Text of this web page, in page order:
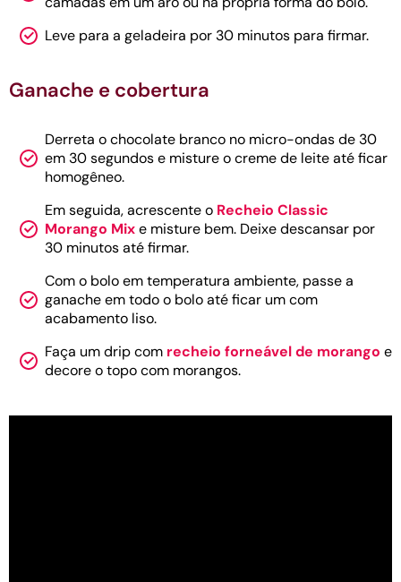
Leve para a geladeira por 30 minutos para firmar.
Ganache e cobertura
Derreta o chocolate branco no micro-ondas de 30
em 30 segundos e misture o creme de leite até ficar
homogêneo.
Em seguida, acrescente o Recheio Classic
Morango Mixe misture bem. Deixe descansar por
30 minutos até firmar.
Com o bolo em temperatura ambiente, passe a
ganache em todo o bolo até ficar um com
acabamento liso.
Faça um drip com recheio forneável de morango e
decore o topo com morangos.